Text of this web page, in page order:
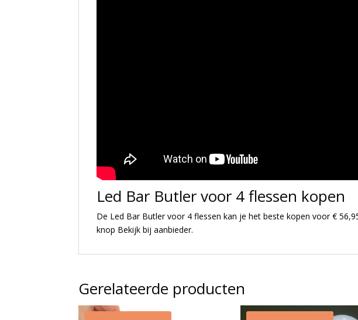
Led Bar Butler voor 4 flessen kopen
De Led Bar Butler voor 4 flessen kan je het beste kopen voor €
knop Bekijk bij aanbieder.
Gerelateerde producten